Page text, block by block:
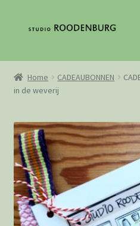
inhoud
Home
Contact
De geschiedenis van het weven
Mijn Account
Loguit
Webshop
Home CADEAUBONNEN
in de weverij